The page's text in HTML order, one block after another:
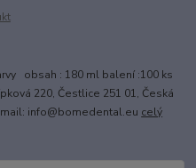
obsah : 180 ml balení :100 ks
220, Čestlice 251 01, Česká
info@bomedental.eu celý